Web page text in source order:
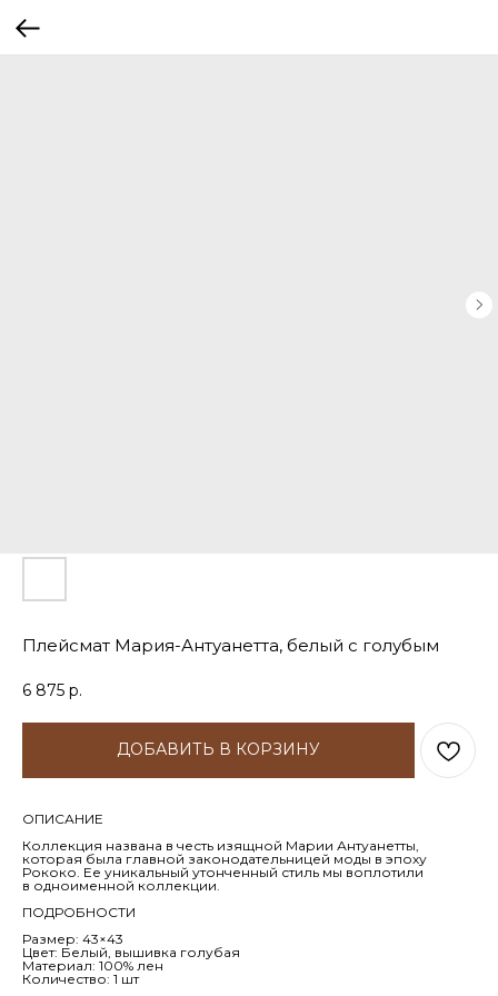
Плейсмат Мария-Антуанетта, белый с голубым
6 875 р.
ДОБАВИТЬ В КОРЗИНУ
ОПИСАНИЕ
Коллекция названа в честь изящной Марии Антуанетты,
которая была главной законодательницей моды в эпоху
Рококо. Ее уникальный утонченный стиль мы воплотили
в одноименной коллекции.
ПОДРОБНОСТИ
Размер: 43×43
Цвет: Белый, вышивка голубая
Материал: 100% лен
Количество: 1 шт